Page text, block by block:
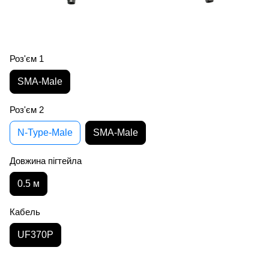
Роз'єм 1
SMA-Male
Роз'єм 2
N-Type-Male SMA-Male
Довжина пігтейла
0.5 м
Кабель
UF370P